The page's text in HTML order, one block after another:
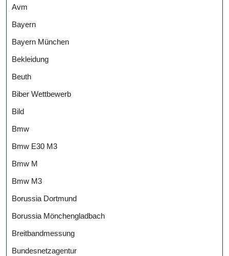
Avm
Bayern
Bayern München
Bekleidung
Beuth
Biber Wettbewerb
Bild
Bmw
Bmw E30 M3
Bmw M
Bmw M3
Borussia Dortmund
Borussia Mönchengladbach
Breitbandmessung
Bundesnetzagentur